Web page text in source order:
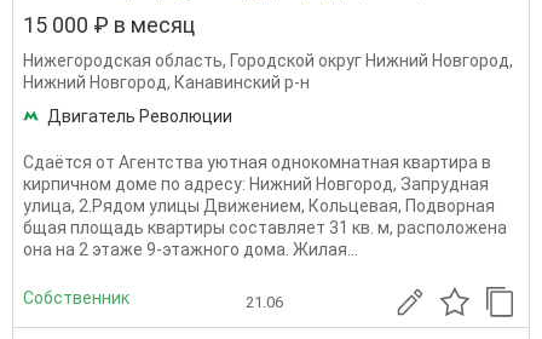
15 000 ₽ в месяц
Нижегородская область, Городской округ Нижний Новгород,
Нижний Новгород, Канавинский р-н
Двигатель Революции
Сдаётся от Агентства уютная однокомнатная квартира в
кирпичном доме по адресу: Нижний Новгород, Запрудная
улица, 2.Рядом улицы Движением, Кольцевая, Подворная
бщая площадь квартиры составляет 31 кв. м, расположена
она на 2 этаже 9-этажного дома. Жилая...
Собственник 21.06